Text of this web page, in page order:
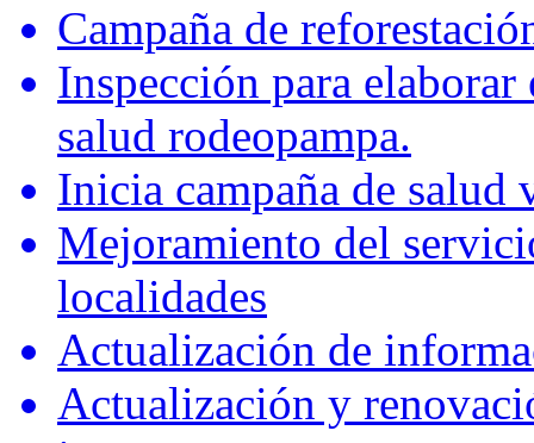
Campaña de
Inspección para
salud rodeopampa.
Inicia campaña de salud
Mejoramiento del
localidades
Actualización de
Actualización y